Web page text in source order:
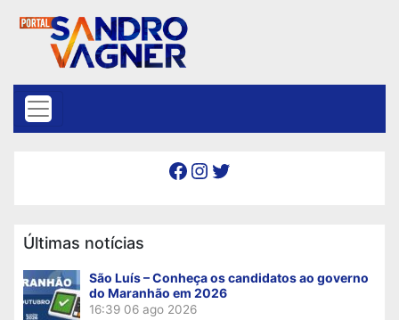
Facebook Instagram Twitter
Últimas notícias
São Luís – Conheça os candidatos ao governo
do Maranhão em 2026
16:39 06 ago 2026